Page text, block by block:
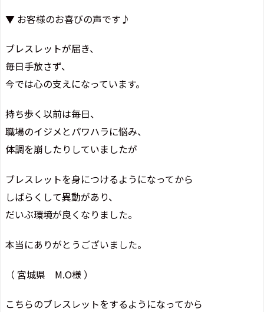
▼ お客様のお喜びの声です♪
ブレスレットが届き、
毎日手放さず、
今では心の支えになっています。
持ち歩く以前は毎日、
職場のイジメとパワハラに悩み、
体調を崩したりしていましたが
ブレスレットを身につけるようになってから
しばらくして異動があり、
だいぶ環境が良くなりました。
本当にありがとうございました。
（ 宮城県 M.O様 ）
こちらのブレスレットをするようになってから